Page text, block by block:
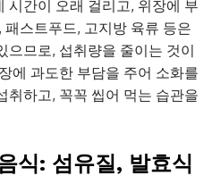
시간이 오래 걸리고, 위장에 부
스트푸드, 고지방 육류 등은
으므로, 섭취량을 줄이는 것이
에 과도한 부담을 주어 소화를
취하고, 꼭꼭 씹어 먹는 습관을
식: 섬유질, 발효식